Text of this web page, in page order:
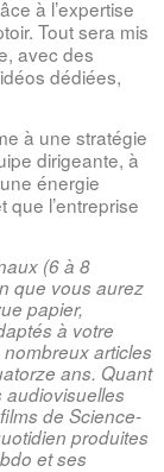
à l’expertise
Tout sera mis
avec des
dédiées,
à une stratégie
dirigeante, à
énergie
l’entreprise
(6 à 8
que vous aurez
papier,
à votre
articles
ans. Quant
audiovisuelles
de Science-
produites
et ses